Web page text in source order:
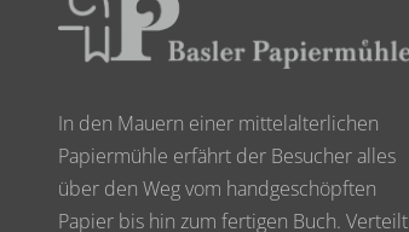
In den Mauern einer mittelalterlichen
Papiermühle erfährt der Besucher alles
über den Weg vom handgeschöpften
Papier bis hin zum fertigen Buch. Verteilt